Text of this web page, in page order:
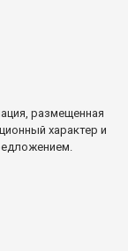
размещенная
характер и